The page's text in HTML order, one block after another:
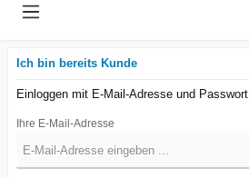
Ich bin bereits Kunde
Einloggen mit E-Mail-Adresse und Passwort
Ihre E-Mail-Adresse